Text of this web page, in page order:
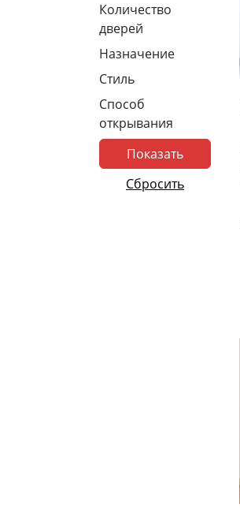
Количество
дверей
Назначение
Стиль
Способ
открывания